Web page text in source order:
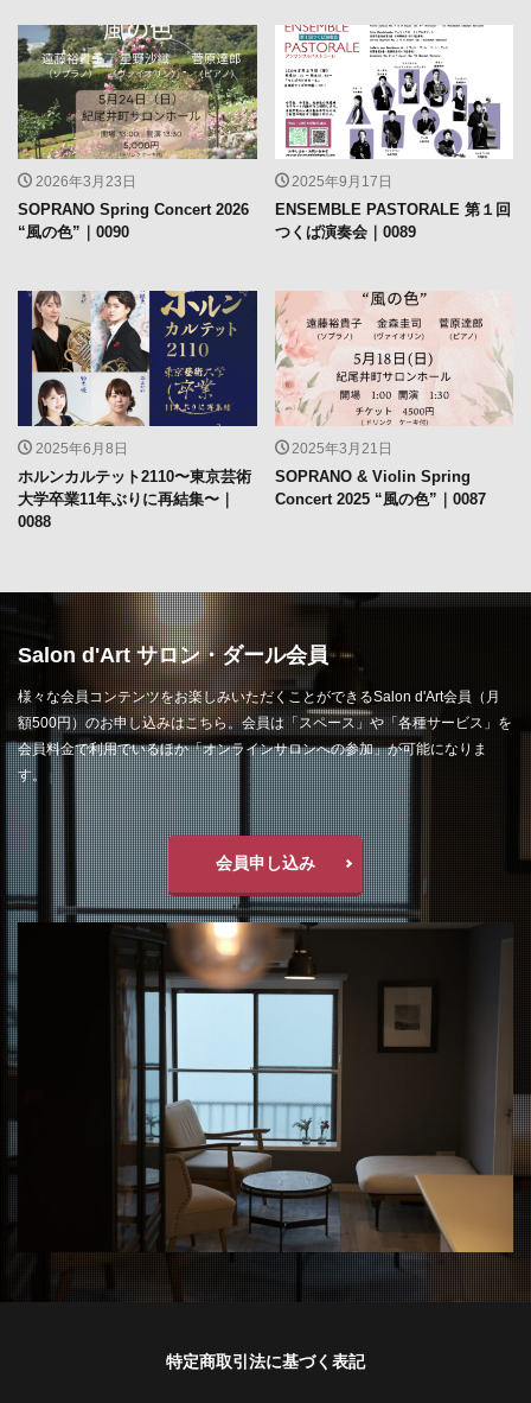
2026年3月23日
SOPRANO Spring Concert 2026
“風の色”｜0090
2025年9月17日
ENSEMBLE PASTORALE 第１回
つくば演奏会｜0089
2025年6月8日
ホルンカルテット2110〜東京芸術
大学卒業11年ぶりに再結集〜｜
0088
2025年3月21日
SOPRANO & Violin Spring
Concert 2025 “風の色”｜0087
Salon d'Art サロン・ダール会員
様々な会員コンテンツをお楽しみいただくことができるSalon d'Art会員（月
額500円）のお申し込みはこちら。会員は「スペース」や「各種サービス」を
会員料金で利用でいるほか「オンラインサロンへの参加」が可能になりま
す。
会員申し込み
特定商取引法に基づく表記